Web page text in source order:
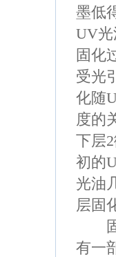
墨低
UV
固化
受光
化随
度的
下层2
初的
光油
层固
固
有一